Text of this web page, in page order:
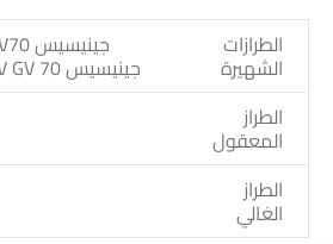
الطرازات
الشهيرة
جينيسيس EV GV 70, جينيسيس GV 60
الطراز
المعقول
الطراز
الغالي